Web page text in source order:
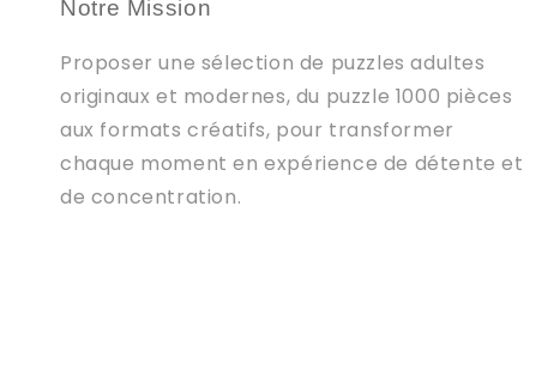
Notre Mission
Proposer une sélection de puzzles adultes
originaux et modernes, du puzzle 1000 pièces
aux formats créatifs, pour transformer
chaque moment en expérience de détente et
de concentration.